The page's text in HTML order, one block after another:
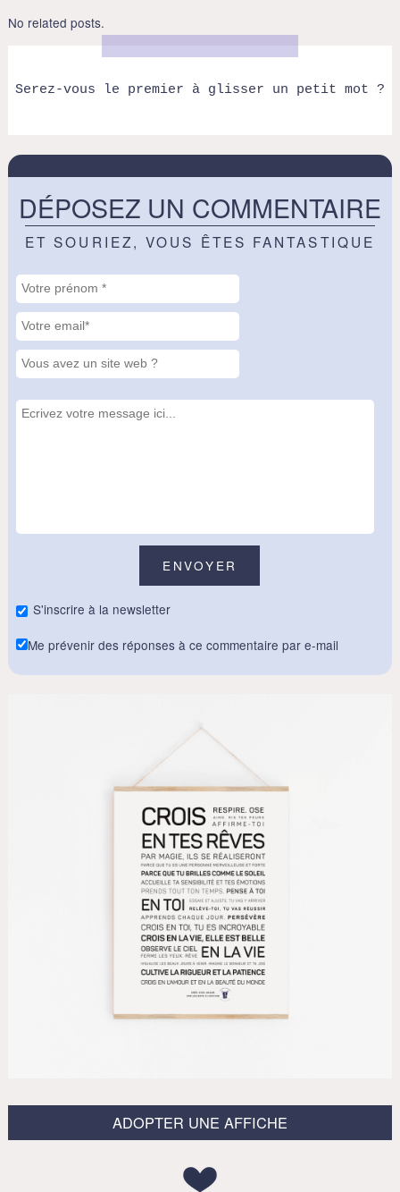
No related posts.
Serez-vous le premier à glisser un petit mot ?
DÉPOSEZ UN COMMENTAIRE
ET SOURIEZ, VOUS ÊTES FANTASTIQUE
S'inscrire à la newsletter
Me prévenir des réponses à ce commentaire par e-mail
ADOPTER UNE AFFICHE